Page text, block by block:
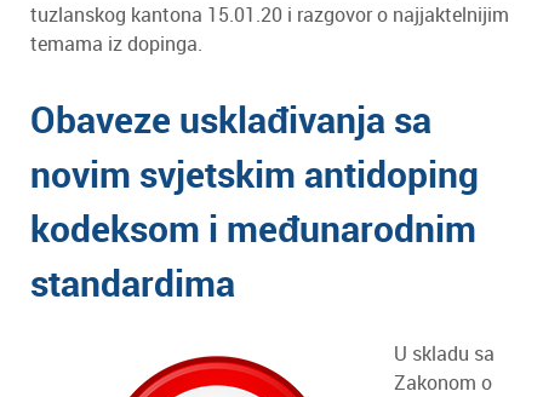
tuzlanskog kantona 15.01.20 i razgovor o najjaktelnijim
temama iz dopinga.
Obaveze usklađivanja sa
novim svjetskim antidoping
kodeksom i međunarodnim
standardima
U skladu sa
Zakonom o